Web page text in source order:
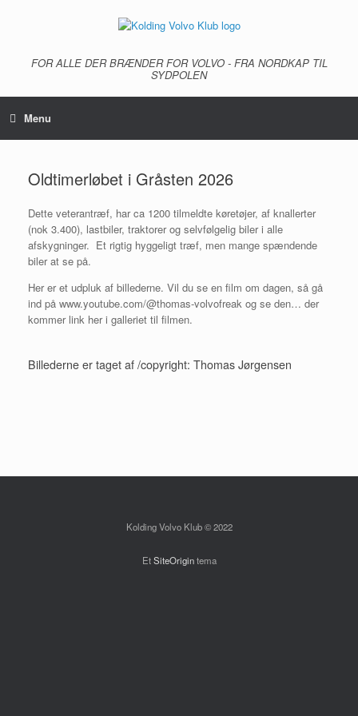
FOR ALLE DER BRÆNDER FOR VOLVO - FRA NORDKAP TIL
SYDPOLEN
Menu
Oldtimerløbet i Gråsten 2026
Dette veterantræf, har ca 1200 tilmeldte køretøjer, af knallerter
(nok 3.400), lastbiler, traktorer og selvfølgelig biler i alle
afskygninger. Et rigtig hyggeligt træf, men mange spændende
biler at se på.
Her er et udpluk af billederne. Vil du se en film om dagen, så gå
ind på www.youtube.com/@thomas-volvofreak og se den… der
kommer link her i galleriet til filmen.
Billederne er taget af /copyright: Thomas Jørgensen
Kolding Volvo Klub © 2022
EtSiteOrigintema